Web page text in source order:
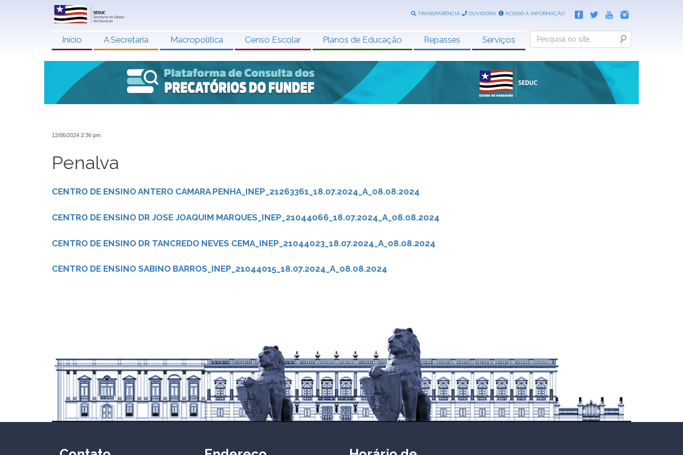
TRANSPARÊNCIA OUVIDORIA ACESSO A INFORMAÇÃO
Início A Secretaria Macropolítica Censo Escolar Planos de Educação Repasses Serviços Search
12/06/2024 2:36 pm
Penalva
CENTRO DE ENSINO ANTERO CAMARA PENHA_INEP_21263361_18.07.2024_A_08.08.2024
CENTRO DE ENSINO DR JOSE JOAQUIM MARQUES_INEP_21044066_18.07.2024_A_08.08.2024
CENTRO DE ENSINO DR TANCREDO NEVES CEMA_INEP_21044023_18.07.2024_A_08.08.2024
CENTRO DE ENSINO SABINO BARROS_INEP_21044015_18.07.2024_A_08.08.2024